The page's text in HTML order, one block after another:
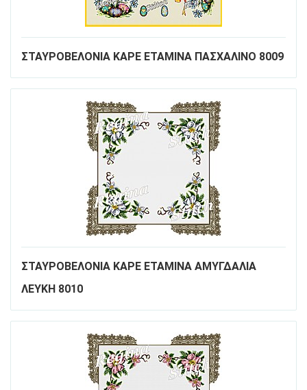
ΣΤΑΥΡΟΒΕΛΟΝΙΑ ΚΑΡΕ ΕΤΑΜΙΝΑ ΠΑΣΧΑΛΙΝΟ 8009
ΣΤΑΥΡΟΒΕΛΟΝΙΑ ΚΑΡΕ ΕΤΑΜΙΝΑ ΑΜΥΓΔΑΛΙΑ
ΛΕΥΚΗ 8010